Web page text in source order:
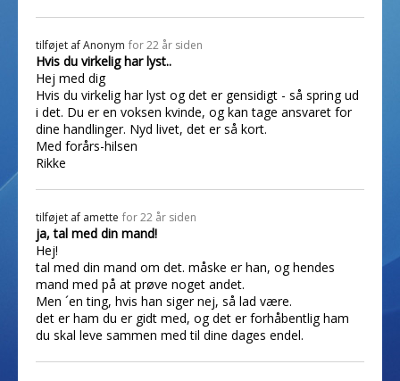
tilføjet afAnonym for 22 år siden
Hvis du virkelig har lyst..
Hej med dig
Hvis du virkelig har lyst og det er gensidigt - så spring ud
i det. Du er en voksen kvinde, og kan tage ansvaret for
dine handlinger. Nyd livet, det er så kort.
Med forårs-hilsen
Rikke
tilføjet af amette for 22 år siden
ja, tal med din mand!
Hej!
tal med din mand om det. måske er han, og hendes
mand med på at prøve noget andet.
Men ´en ting, hvis han siger nej, så lad være.
det er ham du er gidt med, og det er forhåbentlig ham
du skal leve sammen med til dine dages endel.